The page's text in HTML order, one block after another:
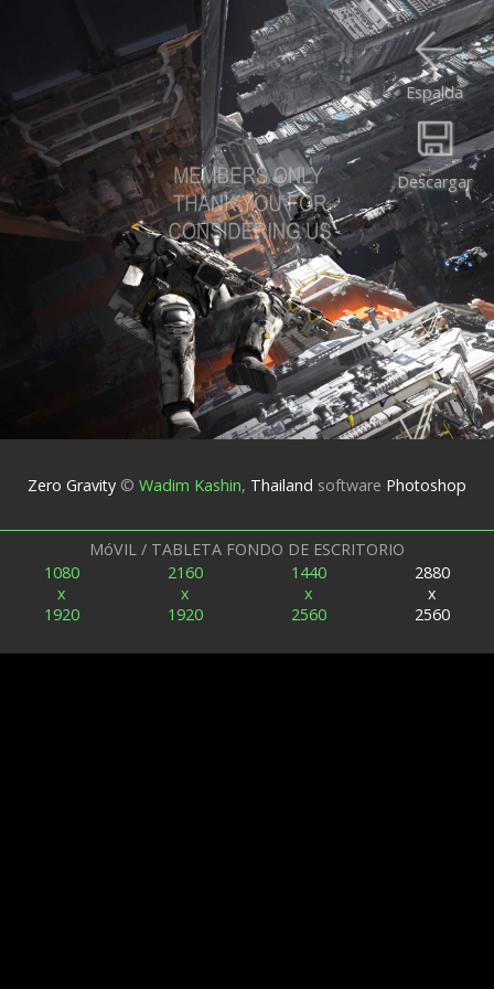
Descargar
Espalda
Zero Gravity © Wadim Kashin, Thailand software Photoshop
MóVIL / TABLETA FONDO DE ESCRITORIO
1080
x
1920
2160
x
1920
1440
x
2560
2880
x
2560